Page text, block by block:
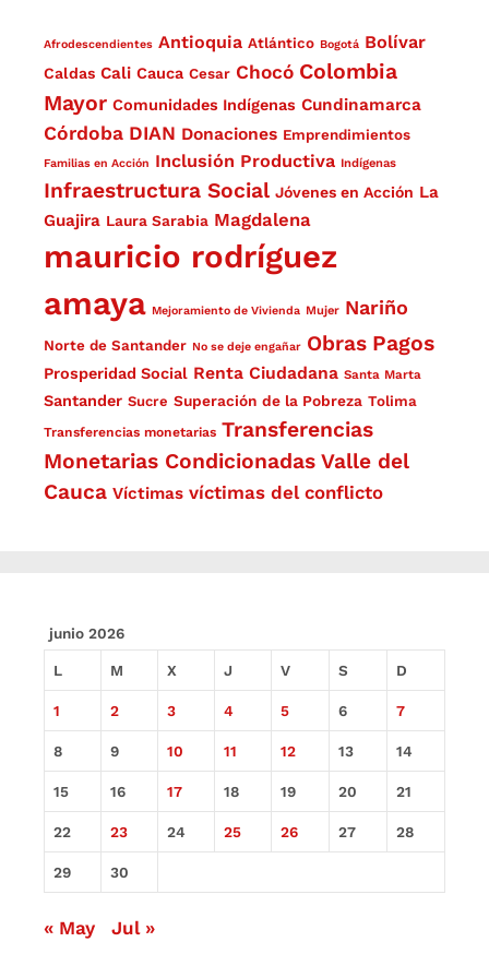
Afrodescendientes Antioquia Atlántico Bogotá Bolívar
Caldas Cali Cauca Cesar Chocó Colombia
Mayor Comunidades Indígenas Cundinamarca
Córdoba DIAN Donaciones Emprendimientos
Familias en Acción Inclusión Productiva Indígenas
Infraestructura Social Jóvenes en Acción La
Guajira Laura Sarabia Magdalena
mauricio rodríguez
amaya Mejoramiento de Vivienda Mujer Nariño
Norte de Santander No se deje engañar Obras Pagos
Prosperidad Social Renta Ciudadana Santa Marta
Santander Sucre Superación de la Pobreza Tolima
Transferencias monetarias Transferencias
Monetarias Condicionadas Valle del
Cauca Víctimas víctimas del conflicto
junio 2026
L M X J V S D
1 2 3 4 5 6 7
8 9 10 11 12 13 14
15 16 17 18 19 20 21
22 23 24 25 26 27 28
29 30
« May Jul »